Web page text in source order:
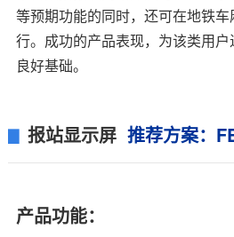
等预期功能的同时，还可在地铁
行。成功的产品表现，为该类用
良好基础。
▊ 报站显示屏 推荐方案：
产品功能：